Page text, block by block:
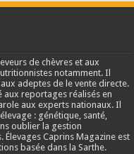
de chèvres et aux
notamment. Il
adeptes de le vente directe.
aux reportages réalisés en
aux experts nationaux. Il
: génétique, santé,
oublier la gestion
Caprins Magazine est
basée dans la Sarthe.